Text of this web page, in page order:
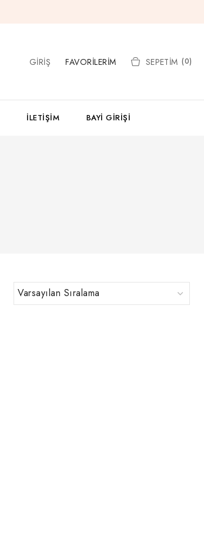
GIRIŞ FAVORILERIM SEPETIM (0)
İLETIŞIM BAYI GIRIŞI